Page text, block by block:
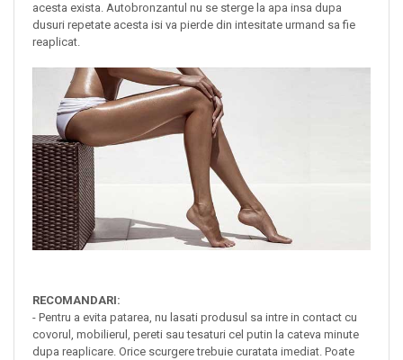
acesta exista. Autobronzantul nu se sterge la apa insa dupa
dusuri repetate acesta isi va pierde din intesitate urmand sa fie
reaplicat.
RECOMANDARI:
- Pentru a evita patarea, nu lasati produsul sa intre in contact cu
covorul, mobilierul, pereti sau tesaturi cel putin la cateva minute
dupa reaplicare. Orice scurgere trebuie curatata imediat. Poate